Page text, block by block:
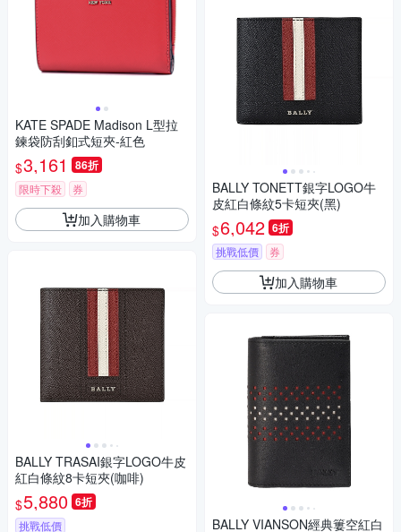
KATE SPADE Madison L型拉
鍊袋防刮釦式短夾-紅色
$3,161 86折
限時下殺 券
加入購物車
BALLY TRASAI銀字LOGO牛皮
紅白條紋8卡短夾(咖啡)
$5,880 6折
挑戰低價
BALLY TONETT銀字LOGO牛
皮紅白條紋5卡短夾(黑)
$6,042 6折
挑戰低價 券
加入購物車
BALLY VIANSON經典簍空紅白